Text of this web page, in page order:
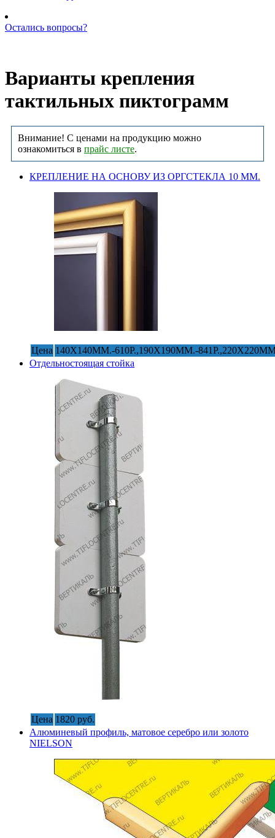
Остались вопросы?
Варианты крепления
тактильных пиктограмм
Внимание! С ценами на продукцию можно
ознакомиться в прайс листе.
КРЕПЛЕНИЕ НА ОСНОВУ ИЗ ОРГСТЕКЛА 10 ММ.
Цена 140Х140ММ.-610Р.,190Х190ММ.-
Отдельностоящая стойка
Цена 1820 руб.
Алюминевый профиль, матовое серебро или золото
NIELSON